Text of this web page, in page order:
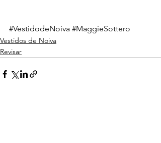
#VestidodeNoiva #MaggieSottero
Vestidos de Noiva
Revisar